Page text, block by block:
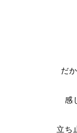
だ
感
立ち